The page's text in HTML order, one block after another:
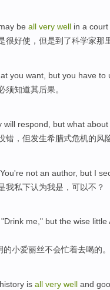
be all very well in a court
很好使， 但是到了科学家那
you want but you have to
须知道其后果。
will respond but what about
错， 但发生希腊式危机的风
You're not an author, but I
我私下认为我是 ，可以不？
"Drink me," but the wise little
的小爱丽丝不会忙着去喝的。
history is all very well and